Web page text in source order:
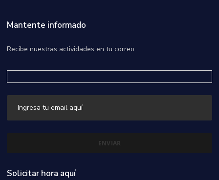
Mantente informado
Recibe nuestras actividades en tu correo.
Solicitar hora aquí